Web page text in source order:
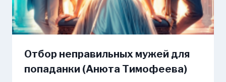
Отбор неправильных мужей для
попаданки (Анюта Тимофеева)